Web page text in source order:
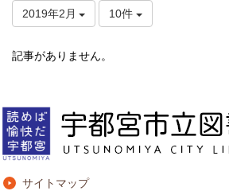
2019年2月 10件
記事がありません。
サイトマップ